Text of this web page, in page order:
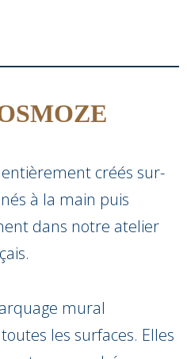
créés sur-
à la main puis
dans notre atelier
mural
les surfaces. Elles